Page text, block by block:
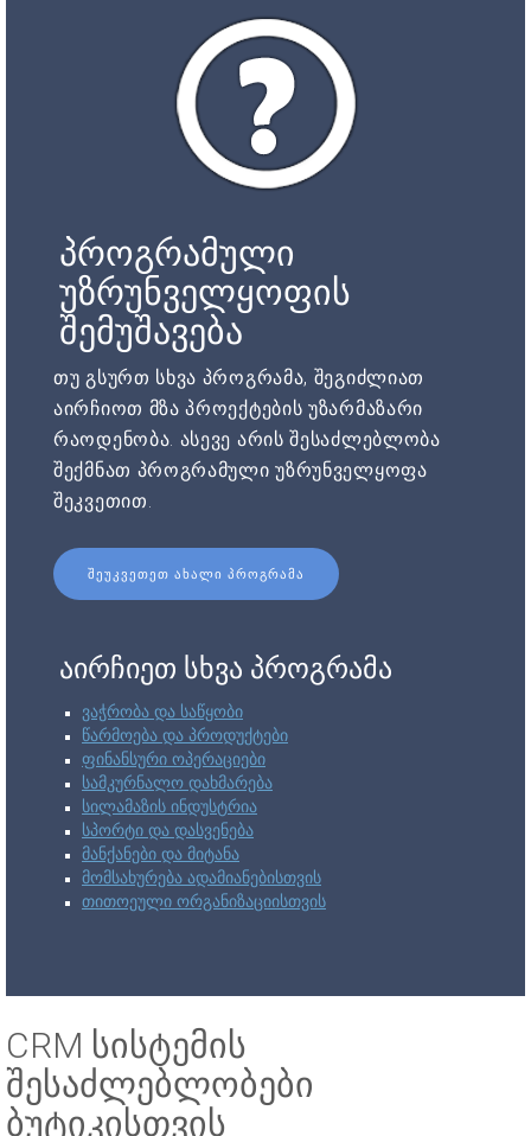
პროგრამული
უზრუნველყოფის
შემუშავება
თუ გსურთ სხვა პროგრამა, შეგიძლიათ
აირჩიოთ მზა პროექტების უზარმაზარი
რაოდენობა. ასევე არის შესაძლებლობა
შექმნათ პროგრამული უზრუნველყოფა
შეკვეთით.
ᲨᲔᲣᲙᲕᲔᲗᲔᲗ ᲐᲮᲐᲚᲘ ᲞᲠᲝᲒᲠᲐᲛᲐ
აირჩიეთ სხვა პროგრამა
ვაჭრობა და საწყობი
წარმოება და პროდუქტები
ფინანსური ოპერაციები
სამკურნალო დახმარება
სილამაზის ინდუსტრია
სპორტი და დასვენება
მანქანები და მიტანა
მომსახურება ადამიანებისთვის
თითოეული ორგანიზაციისთვის
CRM სისტემის
შესაძლებლობები
ბუტიკისთვის